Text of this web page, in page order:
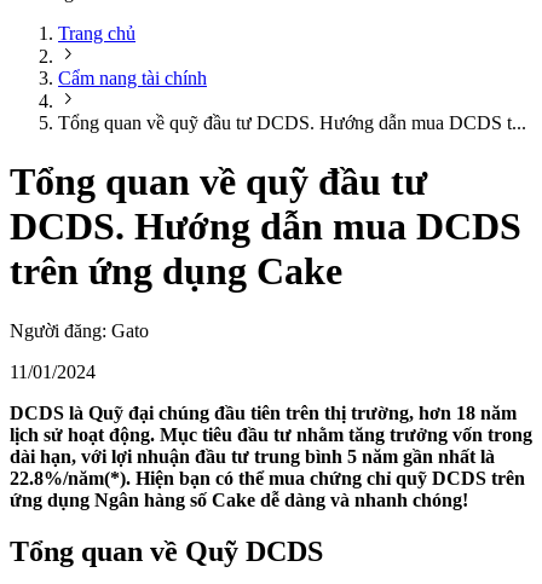
Trang chủ
Cẩm nang tài chính
Tổng quan về quỹ đầu tư DCDS. Hướng dẫn mua DCDS t...
Tổng quan về quỹ đầu tư
DCDS. Hướng dẫn mua DCDS
trên ứng dụng Cake
Người đăng: Gato
11/01/2024
DCDS là Quỹ đại chúng đầu tiên trên thị trường, hơn 18 năm
lịch sử hoạt động. Mục tiêu đầu tư nhằm tăng trưởng vốn trong
dài hạn, với lợi nhuận đầu tư trung bình 5 năm gần nhất là
22.8%/năm(*). Hiện bạn có thể mua chứng chỉ quỹ DCDS trên
ứng dụng Ngân hàng số Cake dễ dàng và nhanh chóng!
Tổng quan về Quỹ DCDS